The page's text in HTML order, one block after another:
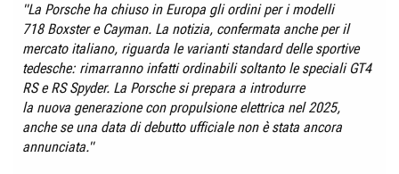
"La Porscheha chiuso in Europa gli ordini per i modelli
718 Boxstere Cayman. La notizia, confermata anche per il
mercato italiano, riguarda le varianti standard delle sportive
tedesche: rimarranno infatti ordinabili soltanto le speciali GT4
RS e RS Spyder. La Porsche si prepara a introdurre
la nuova generazione con propulsione elettrica nel 2025,
anche se una data di debutto ufficiale non è stata ancora
annunciata."